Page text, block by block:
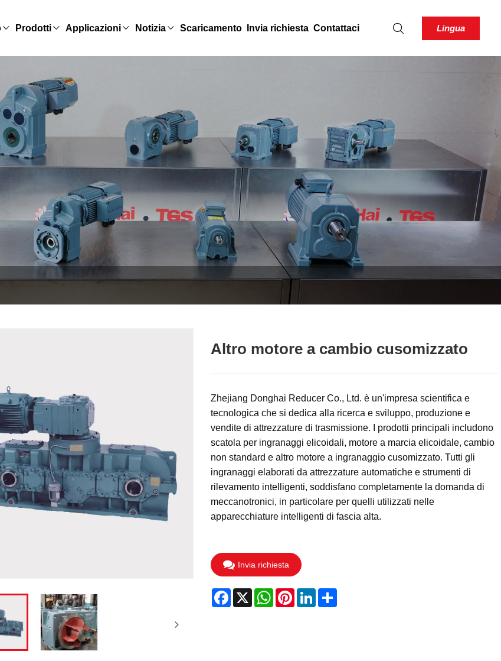
Prodotti Applicazioni Notizia Scaricamento Invia richiesta Contattaci Lingua
Altro motore a cambio cusomizzato
Zhejiang Donghai Reducer Co., Ltd. è un'impresa scientifica e
tecnologica che si dedica alla ricerca e sviluppo, produzione e
vendite di attrezzature di trasmissione. I prodotti principali includono
scatola per ingranaggi elicoidali, motore a marcia elicoidale, cambio
non standard e altro motore a ingranaggio cusomizzato. Tutti gli
ingranaggi elaborati da attrezzature automatiche e strumenti di
rilevamento intelligenti, soddisfano completamente la domanda di
meccanotronici, in particolare per quelli utilizzati nelle
apparecchiature intelligenti di fascia alta.
Invia richiesta
Facebook
X WhatsApp
PinterestLinkedInShare